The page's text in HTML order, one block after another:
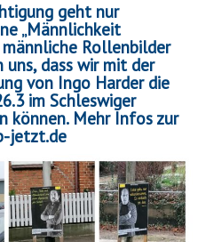
geht nur
„Männlichkeit
Rollenbilder
uns, dass wir mit der
von Ingo Harder die
im Schleswiger
können. Mehr Infos zur
jetzt.de